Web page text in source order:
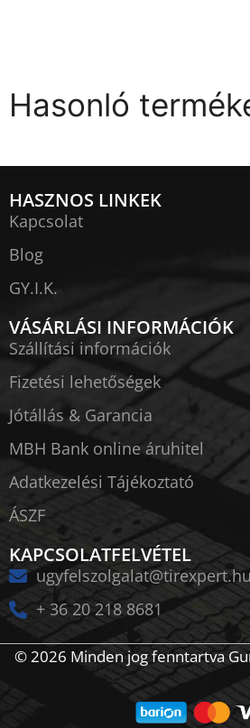
Hasonló
HASZNOS LINKEK
Kapcsolat
Blog
GY.I.K.
VÁSÁRLÁSI INFORMÁCIÓK
Szállítási információk
Fizetési lehetőségek
Jótállás & Garancia
MBH Bank online áruhitel
Adatkezelési Tájékoztató
ÁSZF
KAPCSOLATFELVÉTEL
ugyfelszolgalat@tirexpert.hu
+ 36 20 218 8681
© 2026 Minden jog fenntartva